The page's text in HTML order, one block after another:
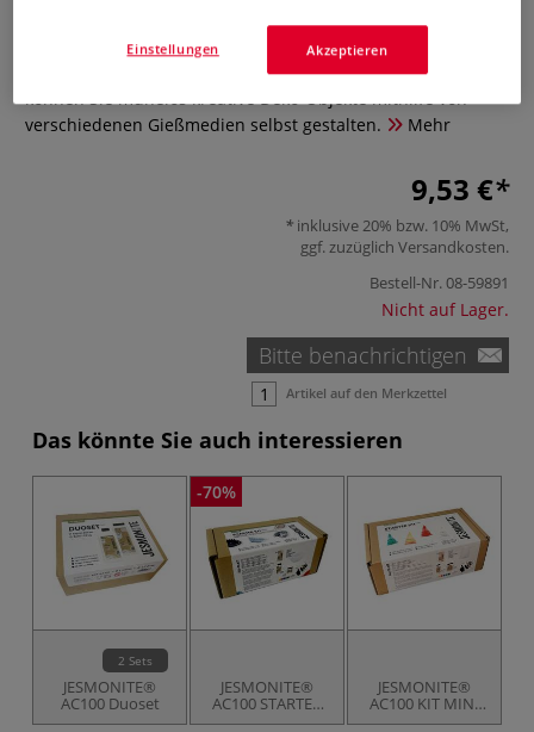
0 Bewertungen
Mit den flexiblen, wiederverwendbaren Silikonformen
können Sie mühelos kreative Deko-Objekte mithilfe von
verschiedenen Gießmedien selbst gestalten.
Mehr
9,53 €
inklusive 20% bzw. 10% MwSt,
ggf. zuzüglich Versandkosten.
Bestell-Nr.08-59891
Nicht auf Lager.
Bitte benachrichtigen
Artikel auf den Merkzettel
Das könnte Sie auch interessieren
2 Sets
JESMONITE®
AC100 Duoset
-70%
JESMONITE®
AC100 STARTER
KIT, Dekoschale
JESMONITE®
AC100 KIT MINI
25,
Akzeptieren
Einstellungen